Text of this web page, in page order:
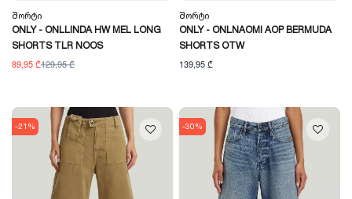
Შორტი
ONLY - ONLLINDA HW MEL LONG
SHORTS TLR NOOS
89,95 ₾129,95 ₾
Შორტი
ONLY - ONLNAOMI AOP BERMUDA
SHORTS OTW
139,95 ₾
-21% -30%